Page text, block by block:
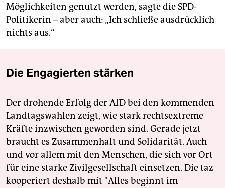
Möglichkeiten genutzt werden, sagte die SPD-
Politikerin – aber auch: „Ich schließe ausdrücklich
nichts aus.“
Die Engagierten stärken
Der drohende Erfolg der AfD bei den kommenden
Landtagswahlen zeigt, wie stark rechtsextreme
Kräfte inzwischen geworden sind. Gerade jetzt
braucht es Zusammenhalt und Solidarität. Auch
und vor allem mit den Menschen, die sich vor Ort
für eine starke Zivilgesellschaft einsetzen. Die taz
kooperiert deshalb mit "Alles beginnt im